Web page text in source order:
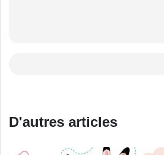
D'autres articles